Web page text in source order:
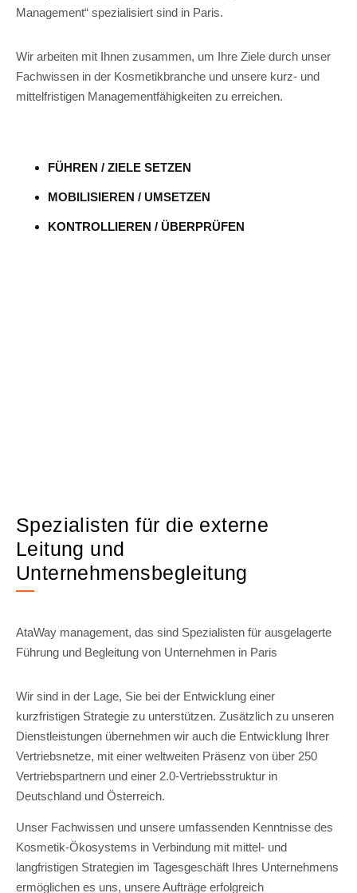
Management“ spezialisiert sind in Paris.
Wir arbeiten mit Ihnen zusammen, um Ihre Ziele durch unser
Fachwissen in der Kosmetikbranche und unsere kurz- und
mittelfristigen Managementfähigkeiten zu erreichen.
FÜHREN / ZIELE SETZEN
MOBILISIEREN / UMSETZEN
KONTROLLIEREN / ÜBERPRÜFEN
Spezialisten für die externe
Leitung und
Unternehmensbegleitung
AtaWay management, das sind Spezialisten für ausgelagerte
Führung und Begleitung von Unternehmen in Paris
Wir sind in der Lage, Sie bei der Entwicklung einer
kurzfristigen Strategie zu unterstützen. Zusätzlich zu unseren
Dienstleistungen übernehmen wir auch die Entwicklung Ihrer
Vertriebsnetze, mit einer weltweiten Präsenz von über 250
Vertriebspartnern und einer 2.0-Vertriebsstruktur in
Deutschland und Österreich.
Unser Fachwissen und unsere umfassenden Kenntnisse des
Kosmetik-Ökosystems in Verbindung mit mittel- und
langfristigen Strategien im Tagesgeschäft Ihres Unternehmens
ermöglichen es uns, unsere Aufträge erfolgreich